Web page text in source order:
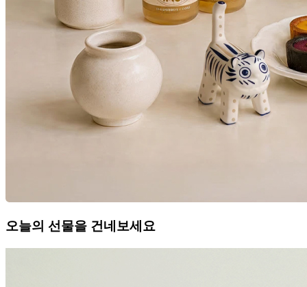
오늘의 선물을 건네보세요